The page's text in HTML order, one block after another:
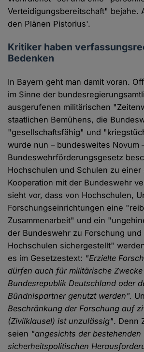
Verteidigungsbereitschaft" bejahe.
den Plänen Pistorius'.
Kritiker haben
Bedenken
In Bayern geht man damit voran.
im Sinne der
ausgerufenen militärischen
staatlichen Bemühens, die
"gesellschaftsfähig" und
wurde nun – bundesweites Novum
Bundeswehrförderungsgesetz
Hochschulen und Schulen zu einer
Kooperation mit der Bundeswehr
sieht vor, dass von Hochschulen,
Forschungseinrichtungen eine
Zusammenarbeit" und ein
der Bundeswehr zu Forschung und
Hochschulen sichergestellt"
es im Gesetzestext: "Erzielte
dürfen auch für militärische
Bundesrepublik Deutschland oder
Bündnispartner genutzt werden".
Beschränkung der Forschung auf
(Zivilklausel) ist unzulässig". Denn
seien "angesichts der bestehenden
sicherheitspolitischen